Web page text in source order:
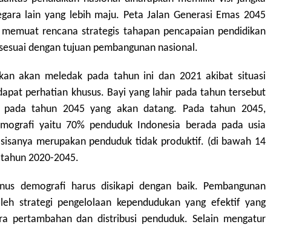
lain yang lebih maju. Peta Jalan Generasi Emas 2045
rencana strategis tahapan pencapaian pendidikan
dengan tujuan pembangunan nasional.
akan meledak pada tahun ini dan 2021 akibat situasi
perhatian khusus. Bayi yang lahir pada tahun tersebut
tahun 2045 yang akan datang. Pada tahun 2045,
yaitu 70% penduduk Indonesia berada pada usia
merupakan penduduk tidak produktif. (di bawah 14
2020-2045.
demografi harus disikapi dengan baik. Pembangunan
strategi pengelolaan kependudukan yang efektif yang
pertambahan dan distribusi penduduk. Selain mengatur